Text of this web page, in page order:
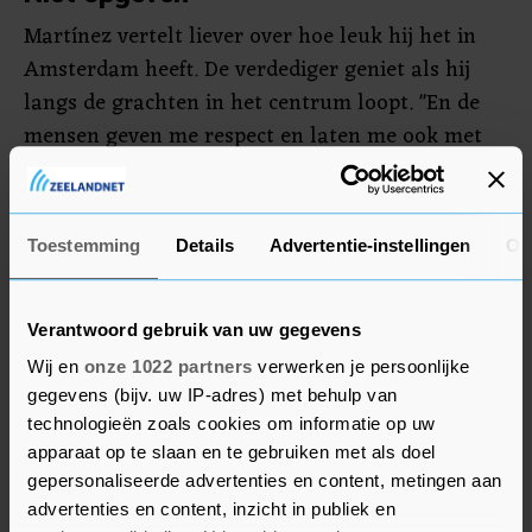
Toestemming Details Advertentie-instellingen
Verantwoord gebruik van uw gegevens
Wij en onze 1022 partners verwerken je persoonlijke
gegevens (bijv. uw IP-adres) met behulp van
technologieën zoals cookies om informatie op uw
apparaat op te slaan en te gebruiken met als doel
gepersonaliseerde advertenties en content, metingen aan
advertenties en content, inzicht in publiek en
Martínez vertelt liever over hoe leuk hij het in
Amsterdam heeft. De verdediger geniet als hij
langs de grachten in het centrum loopt. "En de
mensen geven me respect en laten me ook met
rust. Het is fijn om normaal over straat te
kunnen lopen."
Zijn goede spel bij Ajax is inmiddels ook
opgevallen. Martínez was onlangs basisspeler
tijdens de interlands tegen Chili en Colombia in
de WK-kwalificatie. Samen voetballen met Lionel
Messi op het WK in Qatar is inmiddels een reëel
doel. "Ik ben daar altijd in blijven geloven",
vertelt Martínez. "Ook toen ik de afgelopen